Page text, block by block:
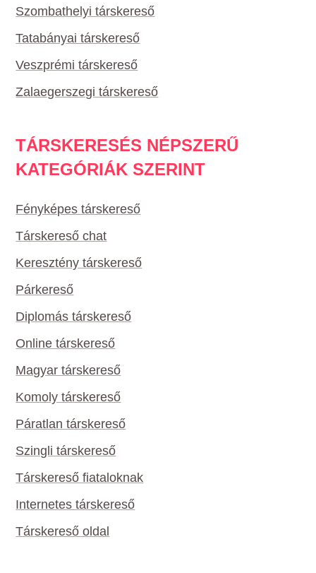
Szombathelyi társkereső
Tatabányai társkereső
Veszprémi társkereső
Zalaegerszegi társkereső
TÁRSKERESÉS NÉPSZERŰ
KATEGÓRIÁK SZERINT
Fényképes társkereső
Társkereső chat
Keresztény társkereső
Párkereső
Diplomás társkereső
Online társkereső
Magyar társkereső
Komoly társkereső
Páratlan társkereső
Szingli társkereső
Társkereső fiataloknak
Internetes társkereső
Társkereső oldal